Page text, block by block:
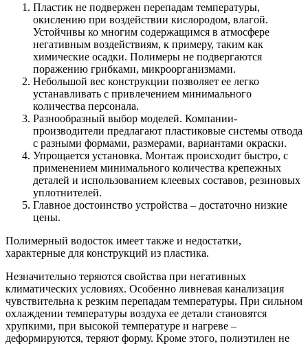
Пластик не подвержен перепадам температуры,
окислению при воздействии кислородом, влагой.
Устойчивы ко многим содержащимся в атмосфере
негативным воздействиям, к примеру, таким как
химические осадки. Полимеры не подвергаются
поражению грибками, микроорганизмами.
Небольшой вес конструкции позволяет ее легко
устанавливать с привлечением минимального
количества персонала.
Разнообразный выбор моделей. Компании-
производители предлагают пластиковые системы отвода
с разными формами, размерами, вариантами окраски.
Упрощается установка. Монтаж происходит быстро, с
применением минимального количества крепежных
деталей и использованием клеевых составов, резиновых
уплотнителей.
Главное достоинство устройства – достаточно низкие
цены.
Полимерный водосток имеет также и недостатки,
характерные для конструкций из пластика.
Незначительно теряются свойства при негативных
климатических условиях. Особенно ливневая канализация
чувствительна к резким перепадам температуры. При сильном
охлаждении температуры воздуха ее детали становятся
хрупкими, при высокой температуре и нагреве –
деформируются, теряют форму. Кроме этого, полиэтилен не